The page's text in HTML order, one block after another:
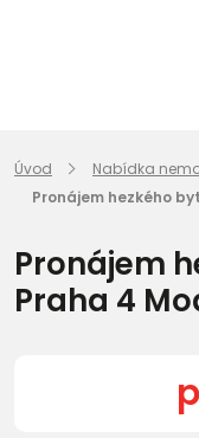
Úvod
Nabídka
Pronájem hezkého
Pronájem
Praha 4